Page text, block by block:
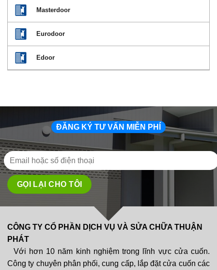
Masterdoor
Eurodoor
Edoor
ĐĂNG KÝ TƯ VẤN MIỄN PHÍ
CÔNG TY CỔ PHẦN DỊCH VỤ VÀ SỬA CHỮA THUẬN
PHÁT
Với hơn 10 năm kinh nghiệm trong lĩnh vực cửa cuốn.
Công ty chuyên phân phối, cung cấp, lắp đặt cửa cuốn các